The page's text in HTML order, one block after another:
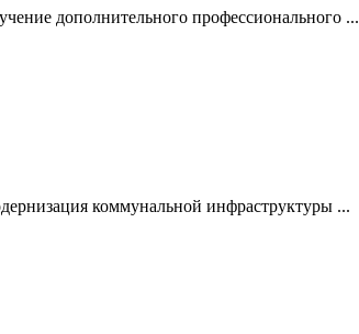
дополнительного профессионального ...
коммунальной инфраструктуры ...